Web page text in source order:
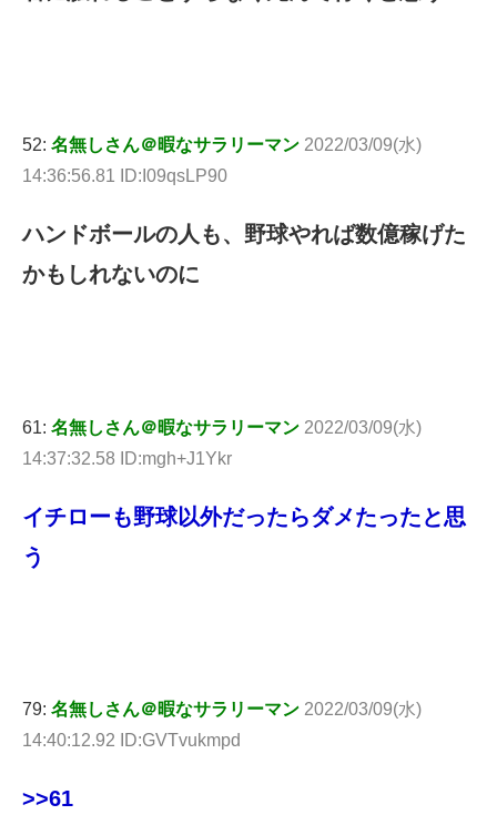
52: 名無しさん＠暇なサラリーマン 2022/03/09(水)
14:36:56.81 ID:I09qsLP90
ハンドボールの人も、野球やれば数億稼げた
かもしれないのに
61: 名無しさん＠暇なサラリーマン 2022/03/09(水)
14:37:32.58 ID:mgh+J1Ykr
イチローも野球以外だったらダメたったと思
う
79: 名無しさん＠暇なサラリーマン 2022/03/09(水)
14:40:12.92 ID:GVTvukmpd
>>61